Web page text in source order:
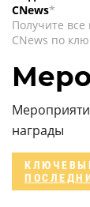
CNews*
Получите
CNews по
награды